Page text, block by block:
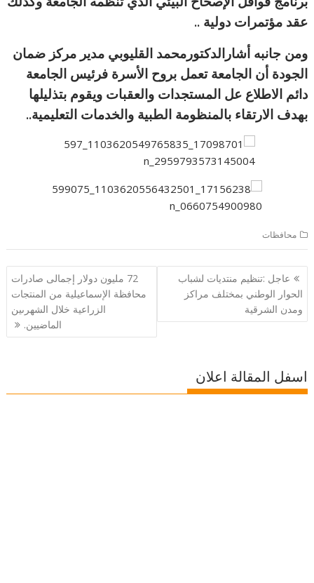
عقد مؤتمرات دولية ..
ومن جانبه أشارالدكتورمحمد القليوبي مدير مركز ضمان
الجودة أن الجامعة تعمل بروح الأسرة فرئيس الجامعة
دائم الاطلاع عل المستجدات والعقبات ويقوم بتذليلها
بهدف الارتقاء بالمنظومة الطبية والخدمات التعليمية..
محافظات
تصفّح
المقالات
عاجل :تنظيم منتديات لشباب
الحوار الوطني بمختلف مراكز
ومدن الشرقية
72 مليون دولار إجمالى صادرات
محافظة الإسماعيلية من المنتجات
الزراعية خلال الشهرىين
الماضيين.
اسفل المقالة اعلان